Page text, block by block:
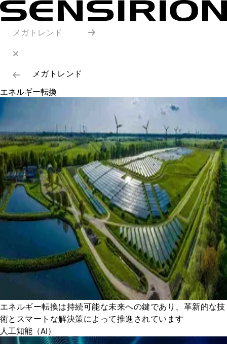
メガトレンド
メガトレンド
エネルギー転換
エネルギー転換は持続可能な未来への鍵であり、革新的な技
術とスマートな解決策によって推進されています
人工知能（AI）